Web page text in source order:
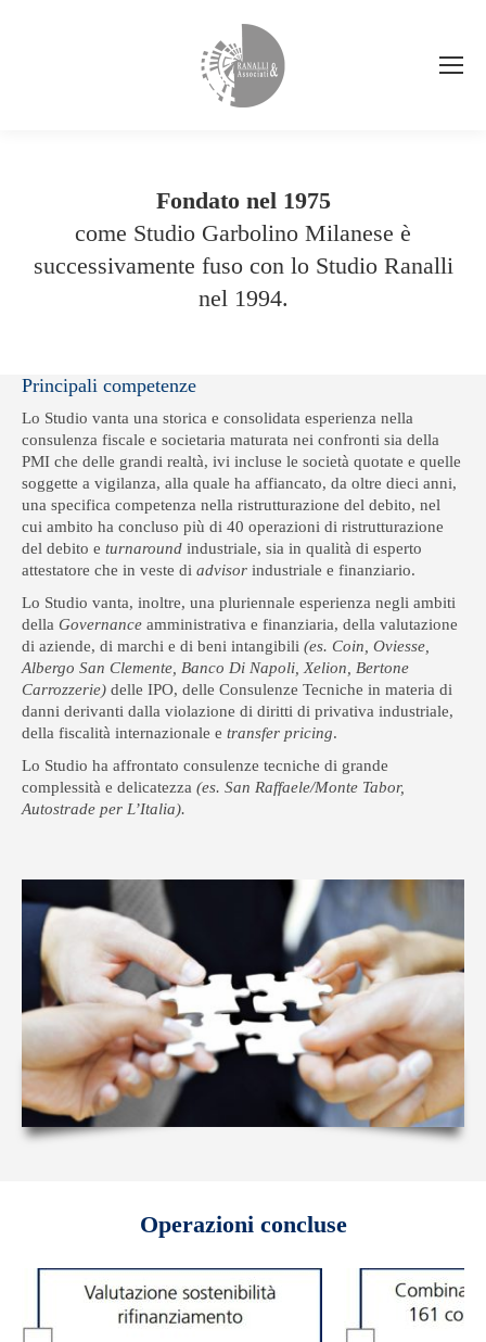
Fondato nel 1975
come Studio Garbolino Milanese è
successivamente fuso con lo Studio Ranalli
nel 1994.
Principali competenze
Lo Studio vanta una storica e consolidata esperienza nella
consulenza fiscale e societaria maturata nei confronti sia della
PMI che delle grandi realtà, ivi incluse le società quotate e quelle
soggette a vigilanza, alla quale ha affiancato, da oltre dieci anni,
una specifica competenza nella ristrutturazione del debito, nel
cui ambito ha concluso più di 40 operazioni di ristrutturazione
del debito e turnaround industriale, sia in qualità di esperto
attestatore che in veste di advisor industriale e finanziario.
Lo Studio vanta, inoltre, una pluriennale esperienza negli ambiti
della Governance amministrativa e finanziaria, della valutazione
di aziende, di marchi e di beni intangibili (es. Coin, Oviesse,
Albergo San Clemente, Banco Di Napoli, Xelion, Bertone
Carrozzerie) delle IPO, delle Consulenze Tecniche in materia di
danni derivanti dalla violazione di diritti di privativa industriale,
della fiscalità internazionale e transfer pricing.
Lo Studio ha affrontato consulenze tecniche di grande
complessità e delicatezza (es. San Raffaele/Monte Tabor,
Autostrade per L’Italia).
Operazioni concluse